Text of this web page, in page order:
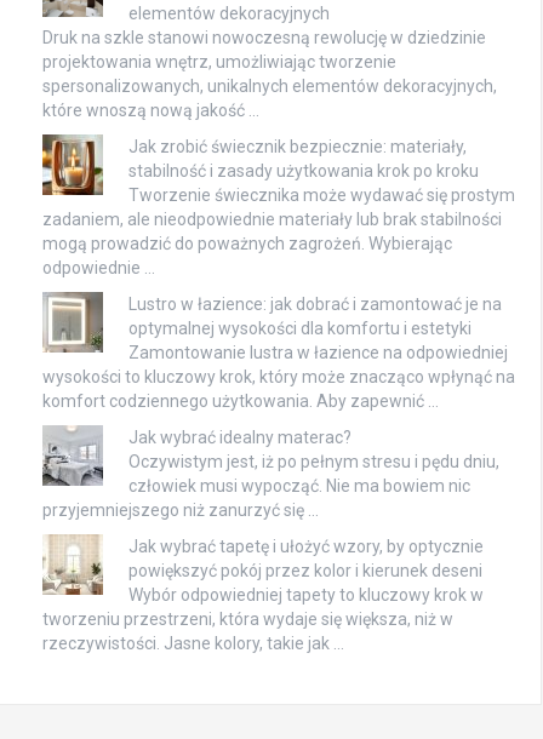
elementów dekoracyjnych
Druk na szkle stanowi nowoczesną rewolucję w dziedzinie
projektowania wnętrz, umożliwiając tworzenie
spersonalizowanych, unikalnych elementów dekoracyjnych,
które wnoszą nową jakość …
Jak zrobić świecznik bezpiecznie: materiały,
stabilność i zasady użytkowania krok po kroku
Tworzenie świecznika może wydawać się prostym
zadaniem, ale nieodpowiednie materiały lub brak stabilności
mogą prowadzić do poważnych zagrożeń. Wybierając
odpowiednie …
Lustro w łazience: jak dobrać i zamontować je na
optymalnej wysokości dla komfortu i estetyki
Zamontowanie lustra w łazience na odpowiedniej
wysokości to kluczowy krok, który może znacząco wpłynąć na
komfort codziennego użytkowania. Aby zapewnić …
Jak wybrać idealny materac?
Oczywistym jest, iż po pełnym stresu i pędu dniu,
człowiek musi wypocząć. Nie ma bowiem nic
przyjemniejszego niż zanurzyć się …
Jak wybrać tapetę i ułożyć wzory, by optycznie
powiększyć pokój przez kolor i kierunek deseni
Wybór odpowiedniej tapety to kluczowy krok w
tworzeniu przestrzeni, która wydaje się większa, niż w
rzeczywistości. Jasne kolory, takie jak …